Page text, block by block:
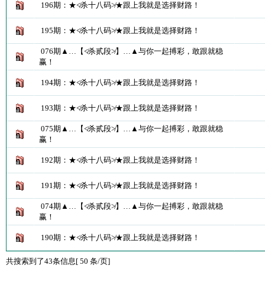
196期：★≮杀十八码≯★跟上我就是选择财路！
195期：★≮杀十八码≯★跟上我就是选择财路！
076期▲…【≮杀贰段≯】…▲与你一起搏彩，敢跟就稳
赢！
194期：★≮杀十八码≯★跟上我就是选择财路！
193期：★≮杀十八码≯★跟上我就是选择财路！
075期▲…【≮杀贰段≯】…▲与你一起搏彩，敢跟就稳
赢！
192期：★≮杀十八码≯★跟上我就是选择财路！
191期：★≮杀十八码≯★跟上我就是选择财路！
074期▲…【≮杀贰段≯】…▲与你一起搏彩，敢跟就稳
赢！
190期：★≮杀十八码≯★跟上我就是选择财路！
共搜索到了43条信息[ 50 条/页]